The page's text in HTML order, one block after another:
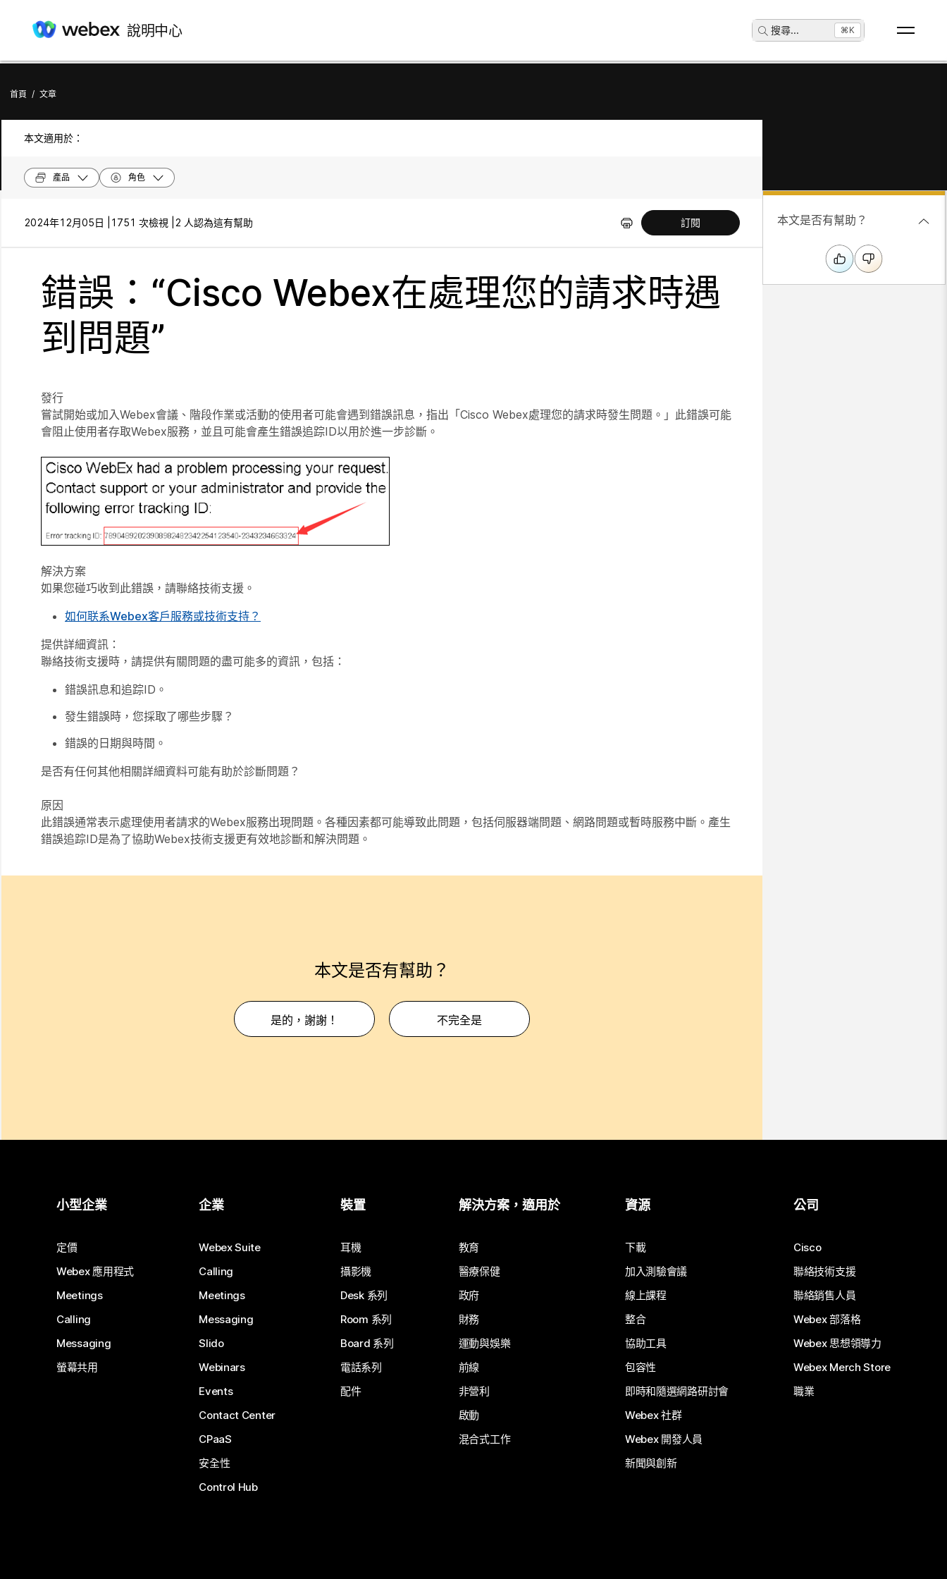
說明中心 搜尋... ⌘K
首頁 / 文章
本文適用於：
產品 角色
2024年12月05日 | 1751 次檢視 | 2 人認為這有幫助 訂閱
錯誤：“Cisco Webex在處理您的請求時遇
到問題”
發行
嘗試開始或加入Webex會議、階段作業或活動的使用者可能會遇到錯誤訊息，指出「Cisco Webex處理您的請求時發生問題。」此錯誤可能
會阻止使用者存取Webex服務，並且可能會產生錯誤追踪ID以用於進一步診斷。
解決方案
如果您碰巧收到此錯誤，請聯絡技術支援。
如何联系Webex客戶服務或技術支持？
提供詳細資訊：
聯絡技術支援時，請提供有關問題的盡可能多的資訊，包括：
錯誤訊息和追踪ID。
發生錯誤時，您採取了哪些步驟？
錯誤的日期與時間。
是否有任何其他相關詳細資料可能有助於診斷問題？
原因
此錯誤通常表示處理使用者請求的Webex服務出現問題。各種因素都可能導致此問題，包括伺服器端問題、網路問題或暫時服務中斷。產生
錯誤追踪ID是為了協助Webex技術支援更有效地診斷和解決問題。
本文是否有幫助？
是的，謝謝！ 不完全是
本文是否有幫助？
小型企業
定價
Webex 應用程式
Meetings
Calling
Messaging
螢幕共用
企業
Webex Suite
Calling
Meetings
Messaging
Slido
Webinars
Events
Contact Center
CPaaS
安全性
Control Hub
裝置
耳機
攝影機
Desk 系列
Room 系列
Board 系列
電話系列
配件
解決方案，適用於
教育
醫療保健
政府
財務
運動與娛樂
前線
非營利
啟動
混合式工作
資源
下載
加入測驗會議
線上課程
整合
協助工具
包容性
即時和隨選網路研討會
Webex 社群
Webex 開發人員
新聞與創新
公司
Cisco
聯絡技術支援
聯絡銷售人員
Webex 部落格
Webex 思想領導力
Webex Merch Store
職業